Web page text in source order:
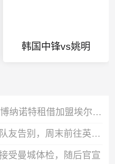
韩国中锋vs姚明
官方：布莱顿21岁中场博纳诺特租借加盟埃尔切，期限为一年
记者：阿劳霍今日将与队友告别，周末前往英格兰租借加盟利物浦
受曼城体检，随后官宣